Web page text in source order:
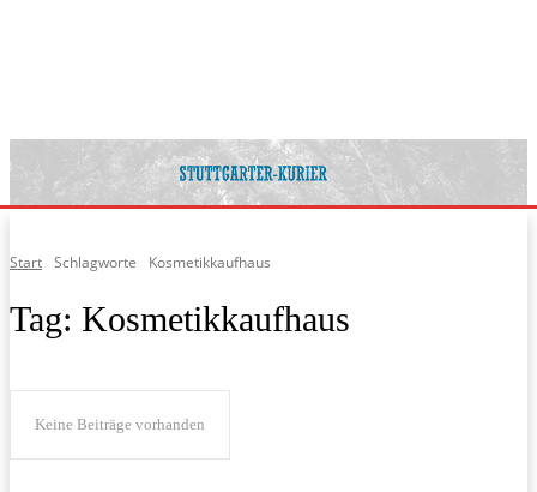
Start Schlagworte Kosmetikkaufhaus
Tag: Kosmetikkaufhaus
Keine Beiträge vorhanden